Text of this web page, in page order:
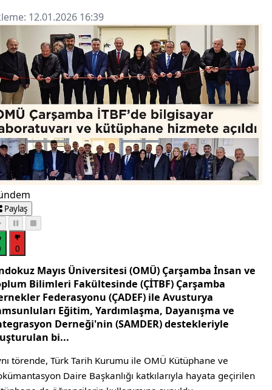
12.01.2026 16:39
Paylaş
0
Mayıs Üniversitesi (OMÜ) Çarşamba İnsan ve
Bilimleri Fakültesinde (ÇİTBF) Çarşamba
Federasyonu (ÇADEF) ile Avusturya
Eğitim, Yardımlaşma, Dayanışma ve
Derneği'nin (SAMDER) destekleriyle
bi...
törende, Türk Tarih Kurumu ile OMÜ Kütüphane ve
Daire Başkanlığı katkılarıyla hayata geçirilen